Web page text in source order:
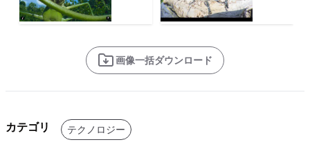
画像一括ダウンロード
カテゴリ テクノロジー